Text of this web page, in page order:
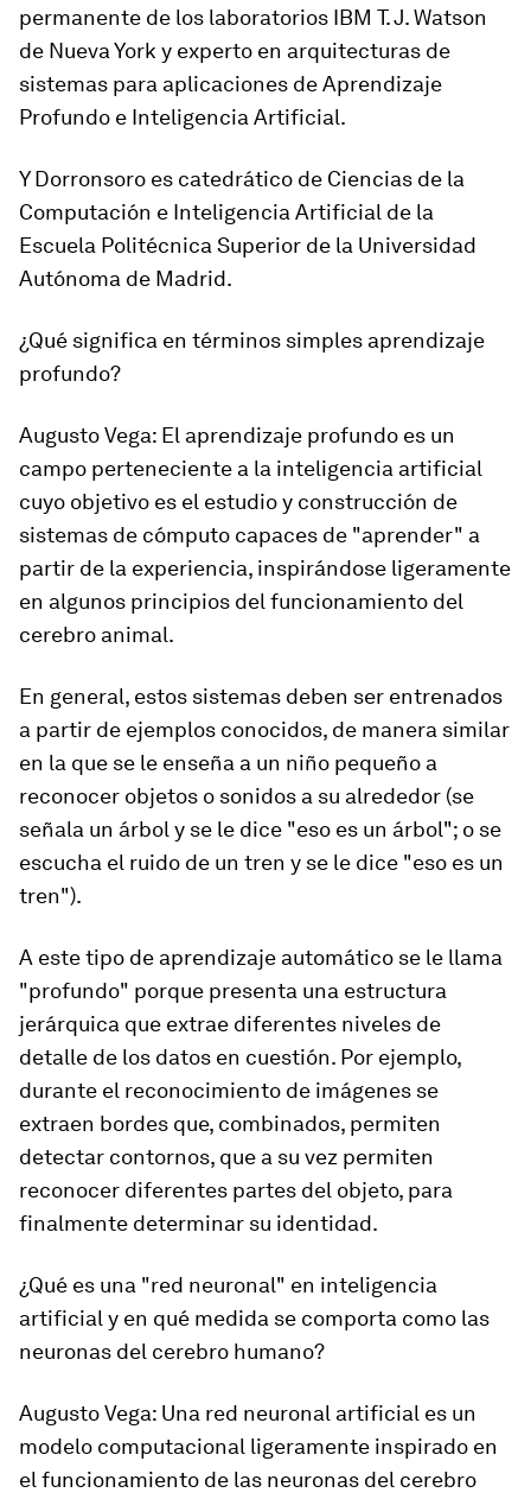
permanente de los laboratorios IBM T. J. Watson
de Nueva York y experto en arquitecturas de
sistemas para aplicaciones de Aprendizaje
Profundo e Inteligencia Artificial.
Y Dorronsoro es catedrático de Ciencias de la
Computación e Inteligencia Artificial de la
Escuela Politécnica Superior de la Universidad
Autónoma de Madrid.
¿Qué significa en términos simples aprendizaje
profundo?
Augusto Vega: El aprendizaje profundo es un
campo perteneciente a la inteligencia artificial
cuyo objetivo es el estudio y construcción de
sistemas de cómputo capaces de "aprender" a
partir de la experiencia, inspirándose ligeramente
en algunos principios del funcionamiento del
cerebro animal.
En general, estos sistemas deben ser entrenados
a partir de ejemplos conocidos, de manera similar
en la que se le enseña a un niño pequeño a
reconocer objetos o sonidos a su alrededor (se
señala un árbol y se le dice "eso es un árbol"; o se
escucha el ruido de un tren y se le dice "eso es un
tren").
A este tipo de aprendizaje automático se le llama
"profundo" porque presenta una estructura
jerárquica que extrae diferentes niveles de
detalle de los datos en cuestión. Por ejemplo,
durante el reconocimiento de imágenes se
extraen bordes que, combinados, permiten
detectar contornos, que a su vez permiten
reconocer diferentes partes del objeto, para
finalmente determinar su identidad.
¿Qué es una "red neuronal" en inteligencia
artificial y en qué medida se comporta como las
neuronas del cerebro humano?
Augusto Vega: Una red neuronal artificial es un
modelo computacional ligeramente inspirado en
el funcionamiento de las neuronas del cerebro